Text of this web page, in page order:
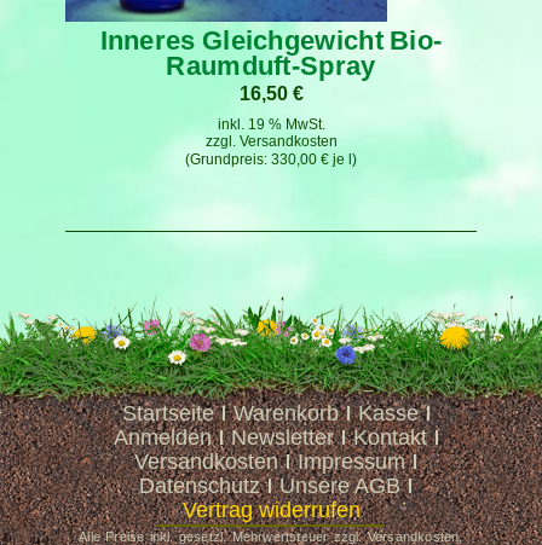
Inneres Gleichgewicht Bio-
Raumduft-Spray
16,50 €
330,00 € je l
inkl. 19 % MwSt.
zzgl. Versandkosten
Startseite Warenkorb
Kasse
Anmelden
Newsletter
Kontakt
Versandkosten
Impressum
Datenschutz
Unsere AGB
Vertrag widerrufen
Alle Preise inkl. gesetzl. Mehrwertsteuer zzgl. Versandkosten,